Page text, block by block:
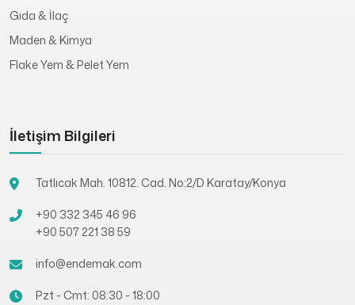
Gıda & İlaç
Maden & Kimya
Flake Yem & Pelet Yem
İletişim Bilgileri
Tatlıcak Mah. 10812. Cad. No:2/D Karatay/Konya
+90 332 345 46 96
+90 507 221 38 59
info@endemak.com
Pzt - Cmt: 08:30 - 18:00